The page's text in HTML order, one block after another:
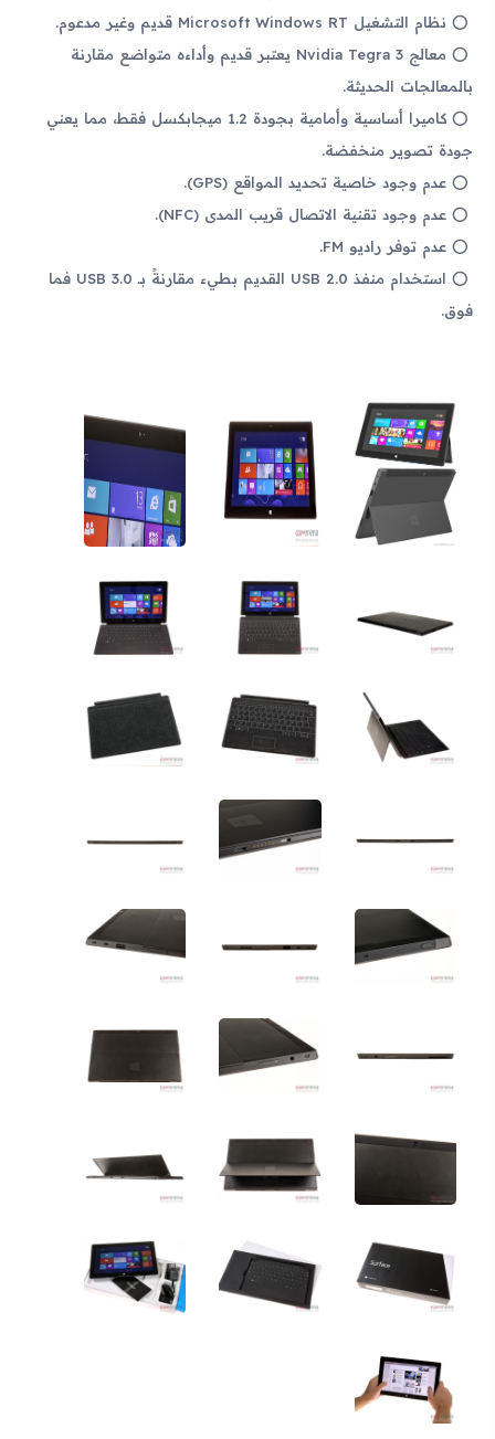
نظام التشغيل Microsoft Windows RT قديم وغير مدعوم.
معالج Nvidia Tegra 3 يعتبر قديم وأداءه متواضع مقارنة
بالمعالجات الحديثة.
كاميرا أساسية وأمامية بجودة 1.2 ميجابكسل فقط، مما يعني
جودة تصوير منخفضة.
عدم وجود خاصية تحديد المواقع (GPS).
عدم وجود تقنية الاتصال قريب المدى (NFC).
عدم توفر راديو FM.
استخدام منفذ USB 2.0 القديم بطيء مقارنةً بـ USB 3.0 فما
فوق.